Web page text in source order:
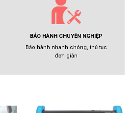
BẢO HÀNH CHUYÊN NGHIỆP
Bảo hành nhanh chóng, thủ tục
đơn giản